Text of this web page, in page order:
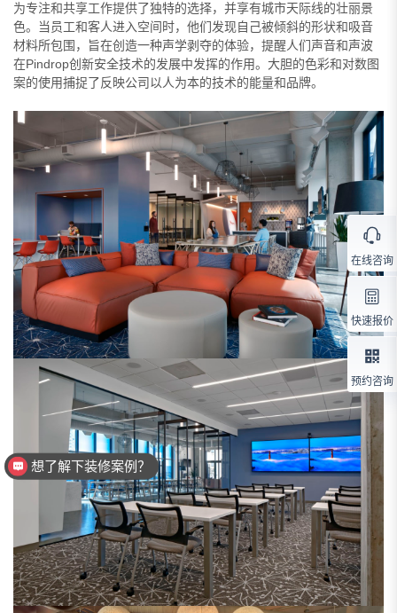
为专注和共享工作提供了独特的选择，并享有城市天际线的壮丽景
色。当员工和客人进入空间时，他们发现自己被倾斜的形状和吸音
材料所包围，旨在创造一种声学剥夺的体验，提醒人们声音和声波
在Pindrop创新安全技术的发展中发挥的作用。大胆的色彩和对数图
案的使用捕捉了反映公司以人为本的技术的能量和品牌。
在线咨询
快速报价
预约咨询
想了解下装修案例？
想了解工期